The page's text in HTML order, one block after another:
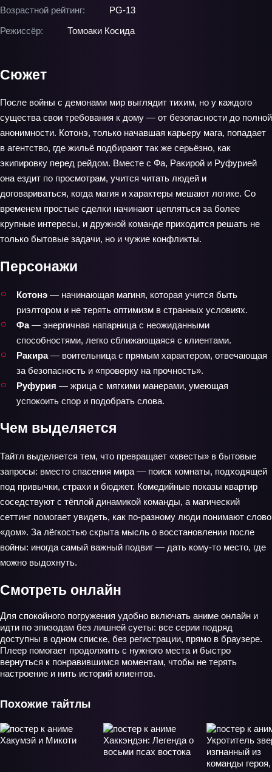
Возрастной рейтинг:
PG-13
Режиссёр:
Томоаки Косида
Сюжет
После войны с демонами мир выглядит тихим, но у каждого
существа свои требования к дому — от безопасности до полной
анонимности. Котонэ, только начавшая карьеру мага, попадает
в агентство, где жильё подбирают так же серьёзно, как
экипировку перед рейдом. Вместе с Фа, Ракирой и Руфурией
она ездит по просмотрам, учится читать людей и
договариваться, когда магия и характеры мешают логике. Со
временем простые сделки начинают цепляться за более
крупные интересы, и дружной команде приходится решать не
только бытовые задачи, но и чужие конфликты.
Персонажи
Котонэ — начинающая магиня, которая учится быть
риэлтором и не терять оптимизм в странных условиях.
Фа— энергичная напарница с неожиданными
способностями, легко сближающаяся с клиентами.
Ракирa— воительница с прямым характером, отвечающая
за безопасность и «проверку на прочность».
Руфурия — жрица с мягкими манерами, умеющая
успокоить спор и подобрать слова.
Чем выделяется
Тайтл выделяется тем, что превращает «квесты» в бытовые
запросы: вместо спасения мира — поиск комнаты, подходящей
под привычки, страхи и бюджет. Комедийные показы квартир
соседствуют с тёплой динамикой команды, а магический
сеттинг помогает увидеть, как по‑разному люди понимают слово
«дом». За лёгкостью скрыта мысль о восстановлении после
войны: иногда самый важный подвиг — дать кому-то место, где
можно выдохнуть.
Смотреть онлайн
Для спокойного погружения удобно включать аниме онлайн и
идти по эпизодам без лишней суеты: все серии подряд
доступны в одном списке, без регистрации, прямо в браузере.
Плеер помогает продолжить с нужного места и быстро
вернуться к понравившимся моментам, чтобы не терять
настроение и нить историй клиентов.
Похожие тайтлы